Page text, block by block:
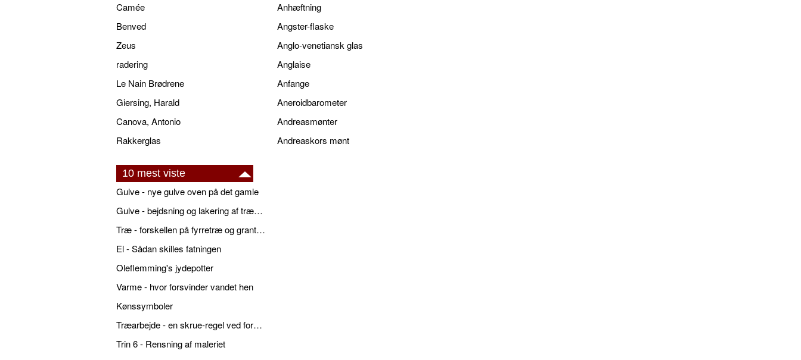
Camée
Benved
Zeus
radering
Le Nain Brødrene
Giersing, Harald
Canova, Antonio
Rakkerglas
Anhæftning
Angster-flaske
Anglo-venetiansk glas
Anglaise
Anfange
Aneroidbarometer
Andreasmønter
Andreaskors mønt
10 mest viste
Gulve - nye gulve oven på det gamle
Gulve - bejdsning og lakering af trægulve
Træ - forskellen på fyrretræ og grantræ
El - Sådan skilles fatningen
Oleflemming's jydepotter
Varme - hvor forsvinder vandet hen
Kønssymboler
Træarbejde - en skrue-regel ved forboring
Trin 6 - Rensning af maleriet